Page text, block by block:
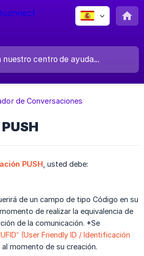
de Conversaciones
PUSH , usted debe:
de un campo de tipo Código en su
de realizar la equivalencia de
de la comunicación. *Se
(User Friendly ID / Identificación
momento de su creación.